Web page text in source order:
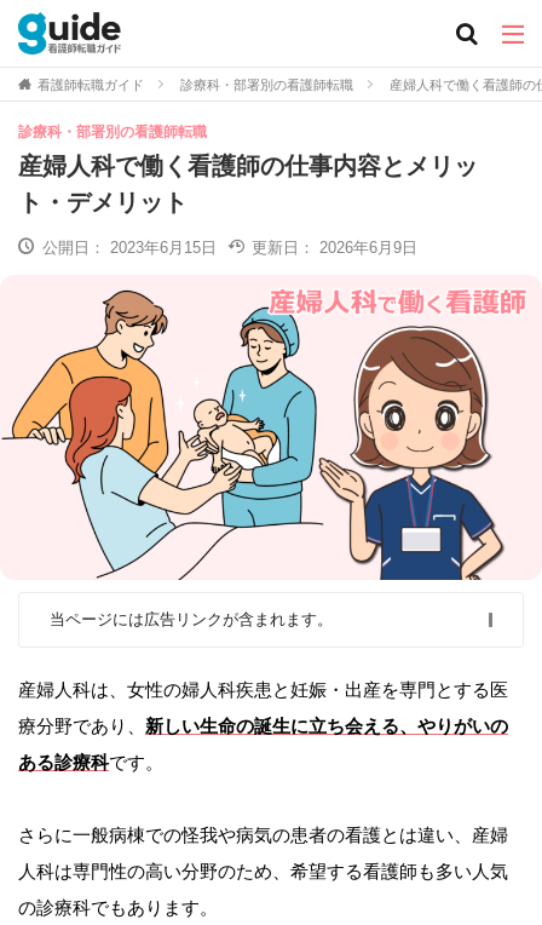
看護師転職ガイド 診療科・部署別の看護師転職 産婦人科で働く看護師
診療科・部署別の看護師転職
産婦人科で働く看護師の仕事内容とメリッ
ト・デメリット
公開日： 2023年6月15日 更新日： 2026年6月9日
当ページには広告リンクが含まれます。
産婦人科は、女性の婦人科疾患と妊娠・出産を専門とする医
療分野であり、 新しい生命の誕生に立ち会える、やりがいの
ある診療科です。
さらに一般病棟での怪我や病気の患者の看護とは違い、産婦
人科は専門性の高い分野のため、希望する看護師も多い人気
の診療科でもあります。